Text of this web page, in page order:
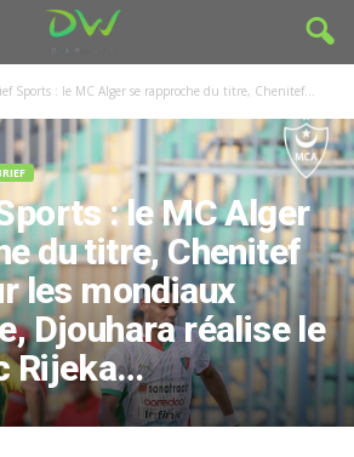
Sports : le MC Alger se rapproche du titre, Chenitef...
: le MC Alger
du titre, Chenitef
les mondiaux
Djouhara réalise le
Rijeka…